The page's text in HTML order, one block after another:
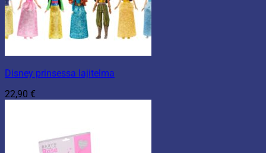
Disney prinsessa lajitelma
22,90 €